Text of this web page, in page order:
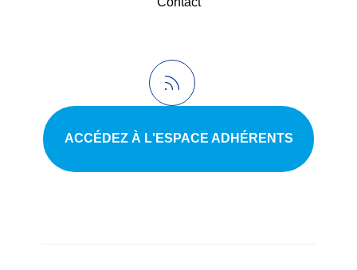
ACCÉDEZ À L'ESPACE ADHÉRENTS